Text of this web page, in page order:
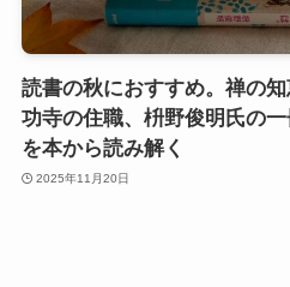
読書の秋におすすめ。禅の
功寺の住職、枡野俊明氏の
を本から読み解く
2025年11月20日